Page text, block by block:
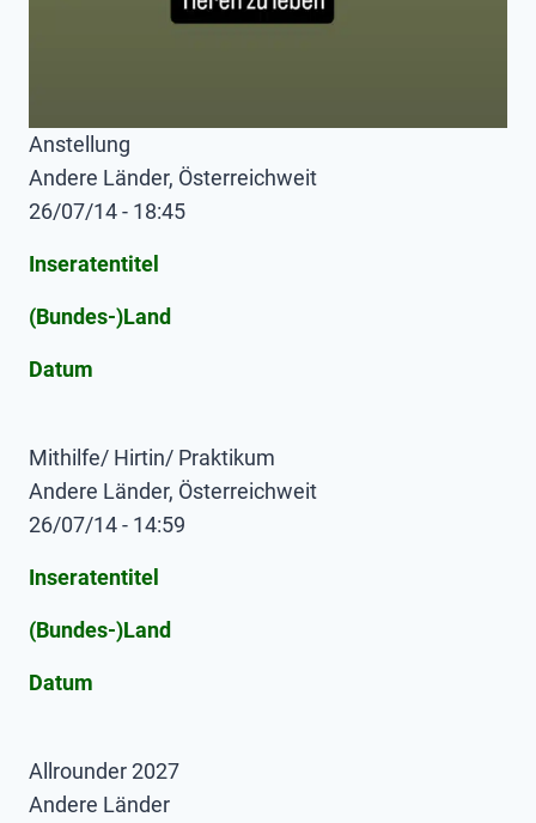
Anstellung
Andere Länder, Österreichweit
26/07/14 - 18:45
Inseratentitel
(Bundes-)Land
Datum
Mithilfe/ Hirtin/ Praktikum
Andere Länder, Österreichweit
26/07/14 - 14:59
Inseratentitel
(Bundes-)Land
Datum
Allrounder 2027
Andere Länder